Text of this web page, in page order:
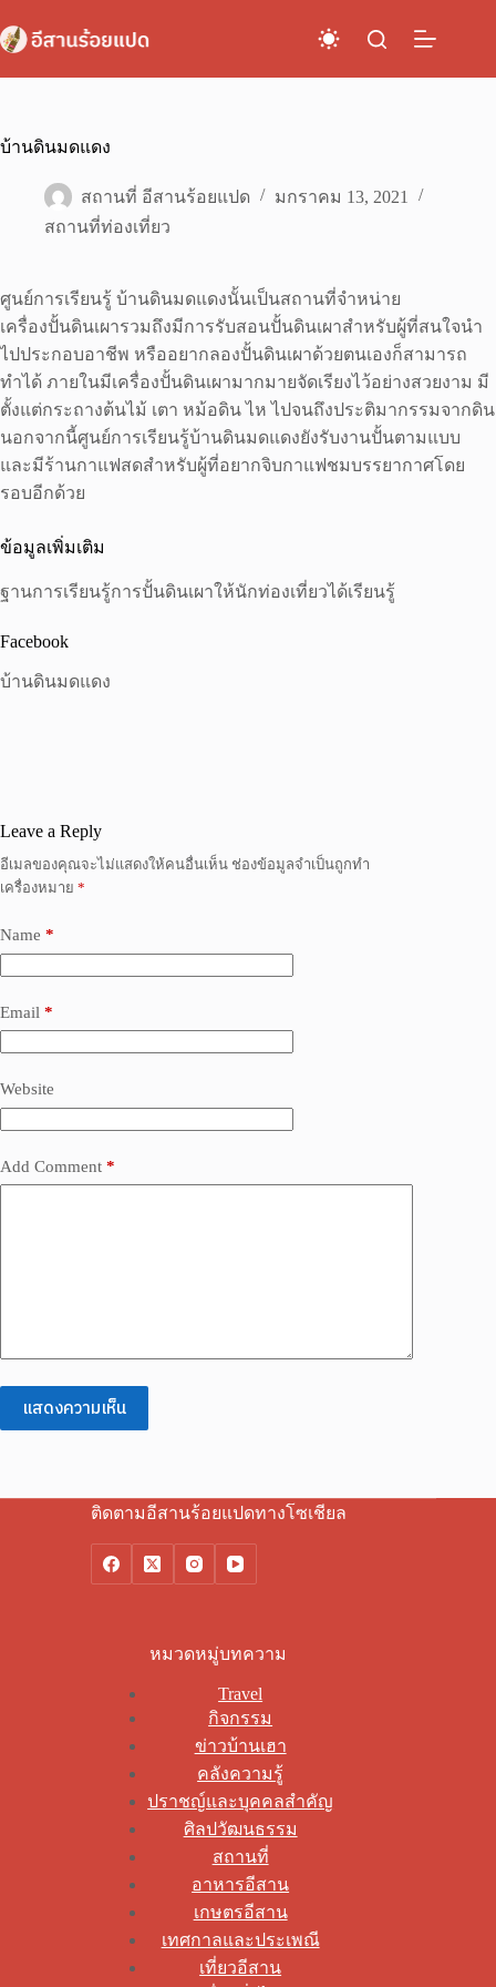
to
content
บ้านดินมดแดง
สถานที่ อีสานร้อยแปด
มกราคม 13, 2021
สถานที่ท่องเที่ยว
ศูนย์การเรียนรู้ บ้านดินมดแดงนั้นเป็นสถานที่จำหน่าย
เครื่องปั้นดินเผารวมถึงมีการรับสอนปั้นดินเผาสำหรับผู้ที่สนใจนำ
ไปประกอบอาชีพ หรืออยากลองปั้นดินเผาด้วยตนเองก็สามารถ
ทำได้ ภายในมีเครื่องปั้นดินเผามากมายจัดเรียงไว้อย่างสวยงาม มี
ตั้งแต่กระถางต้นไม้ เตา หม้อดิน ไห ไปจนถึงประติมากรรมจากดิน
นอกจากนี้ศูนย์การเรียนรู้บ้านดินมดแดงยังรับงานปั้นตามแบบ
และมีร้านกาแฟสดสำหรับผู้ที่อยากจิบกาแฟชมบรรยากาศโดย
รอบอีกด้วย
ข้อมูลเพิ่มเติม
ฐานการเรียนรู้การปั้นดินเผาให้นักท่องเที่ยวได้เรียนรู้
Facebook
บ้านดินมดแดง
Leave a Reply
อีเมลของคุณจะไม่แสดงให้คนอื่นเห็น ช่องข้อมูลจำเป็นถูกทำ
เครื่องหมาย *
Name *
Email *
Website
Add Comment *
แสดงความเห็น
ติดตามอีสานร้อยแปดทางโซเชียล
หมวดหมู่บทความ
Travel
กิจกรรม
ข่าวบ้านเฮา
คลังความรู้
ปราชญ์และบุคคลสำคัญ
ศิลปวัฒนธรรม
สถานที่
อาหารอีสาน
เกษตรอีสาน
เทศกาลและประเพณี
เที่ยวอีสาน